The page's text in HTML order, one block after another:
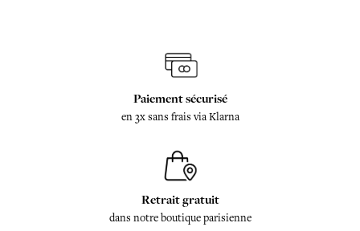
Paiement sécurisé
en 3x sans frais via Klarna
Retrait gratuit
dans notre boutique parisienne